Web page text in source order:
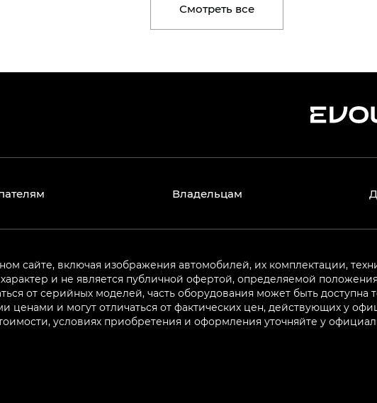
Смотреть все
Владельцам
сайте, включая изображения автомобилей, их комплектации,
и не является публичной офертой, определяемой
от серийных моделей, часть оборудования может быть доступна
ценами и могут отличаться от фактических цен, действующих у
условиях приобретения и оформления уточняйте у